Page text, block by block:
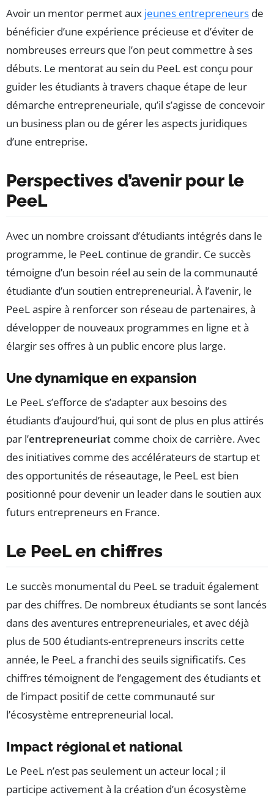
Avoir un mentor permet aux jeunes entrepreneurs de
bénéficier d’une expérience précieuse et d’éviter de
nombreuses erreurs que l’on peut commettre à ses
débuts. Le mentorat au sein du PeeL est conçu pour
guider les étudiants à travers chaque étape de leur
démarche entrepreneuriale, qu’il s’agisse de concevoir
un business plan ou de gérer les aspects juridiques
d’une entreprise.
Perspectives d’avenir pour le
PeeL
Avec un nombre croissant d’étudiants intégrés dans le
programme, le PeeL continue de grandir. Ce succès
témoigne d’un besoin réel au sein de la communauté
étudiante d’un soutien entrepreneurial. À l’avenir, le
PeeL aspire à renforcer son réseau de partenaires, à
développer de nouveaux programmes en ligne et à
élargir ses offres à un public encore plus large.
Une dynamique en expansion
Le PeeL s’efforce de s’adapter aux besoins des
étudiants d’aujourd’hui, qui sont de plus en plus attirés
par l’entrepreneuriat comme choix de carrière. Avec
des initiatives comme des accélérateurs de startup et
des opportunités de réseautage, le PeeL est bien
positionné pour devenir un leader dans le soutien aux
futurs entrepreneurs en France.
Le PeeL en chiffres
Le succès monumental du PeeL se traduit également
par des chiffres. De nombreux étudiants se sont lancés
dans des aventures entrepreneuriales, et avec déjà
plus de 500 étudiants-entrepreneurs inscrits cette
année, le PeeL a franchi des seuils significatifs. Ces
chiffres témoignent de l’engagement des étudiants et
de l’impact positif de cette communauté sur
l’écosystème entrepreneurial local.
Impact régional et national
Le PeeL n’est pas seulement un acteur local ; il
participe activement à la création d’un écosystème